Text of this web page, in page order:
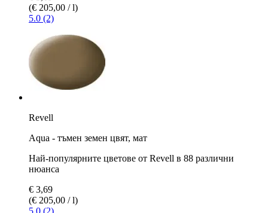
(€ 205,00 / l)
5.0 (2)
Revell
Aqua - тъмен земен цвят, мат
Най-популярните цветове от Revell в 88 различни
нюанса
€ 3,69
(€ 205,00 / l)
5.0 (2)